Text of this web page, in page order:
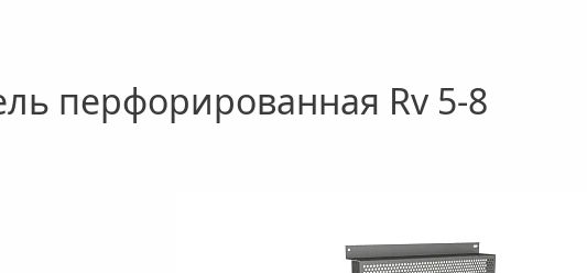
перфорированная Rv 5-8